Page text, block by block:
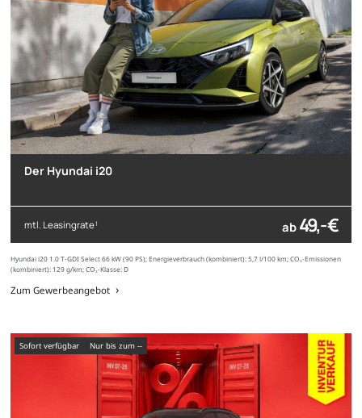
Der Hyundai i20
mtl. Leasingrate1 ab 49,- €
Hyundai i20 1.0 T-GDI Select 66 kW (90 PS); Energieverbrauch (kombiniert): 5,7 l/100 km; CO₂-Emissionen
(kombiniert): 129 g/km; CO₂-Klasse: D
Zum Gewerbeangebot
sofort verfügbar nur bis zum --